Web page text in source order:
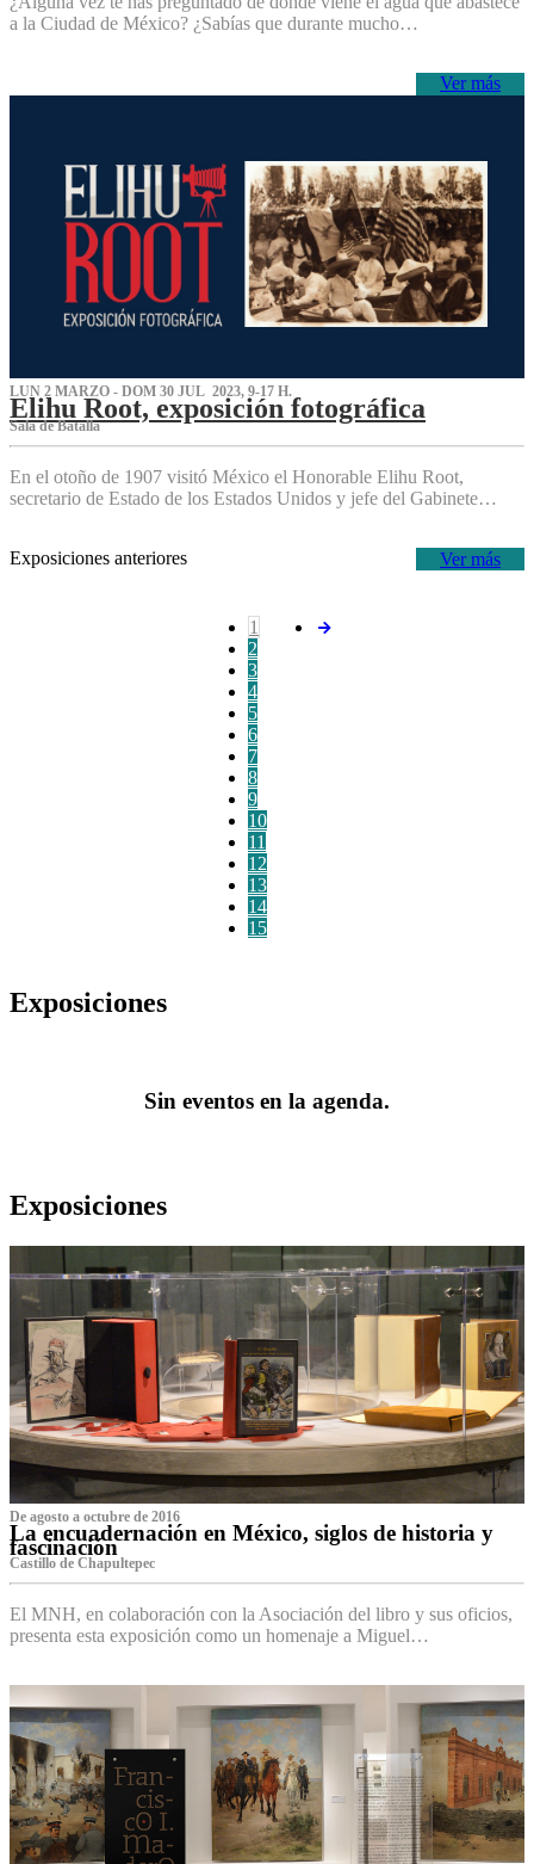
a la Ciudad de México? ¿Sabías que durante mucho…
Ver más
LUN 2 MARZO - DOM 30 JUL 2023, 9-17 H.
Elihu Root, exposición fotográfica
Sala de Batalla
En el otoño de 1907 visitó México el Honorable Elihu Root,
secretario de Estado de los Estados Unidos y jefe del Gabinete…
Ver más
Exposiciones anteriores
1
2
3
4
5
6
7
8
9
10
11
12
13
14
15
Exposiciones
Sin eventos en la agenda.
Exposiciones
De agosto a octubre de 2016
La encuadernación en México, siglos de historia y
fascinación
Castillo de Chapultepec
El MNH, en colaboración con la Asociación del libro y sus oficios,
presenta esta exposición como un homenaje a Miguel…